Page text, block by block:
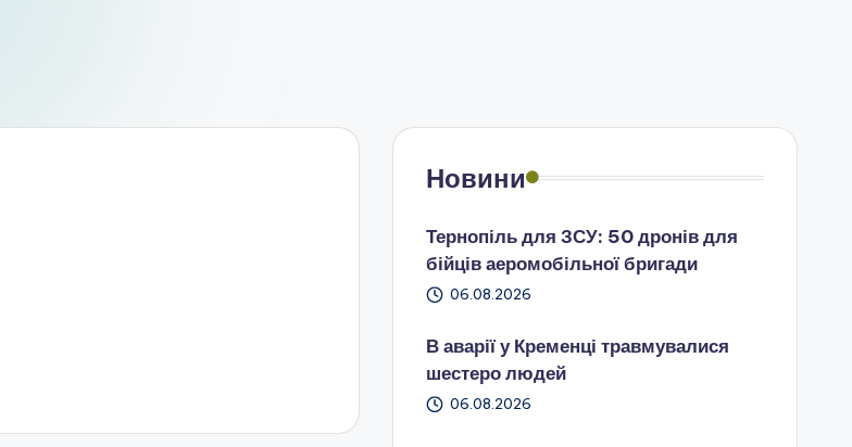
Новини
Тернопіль для ЗСУ: 50 дронів для
бійців аеромобільної бригади
06.08.2026
В аварії у Кременці травмувалися
шестеро людей
06.08.2026